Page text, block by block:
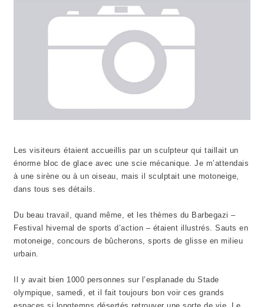
Les visiteurs étaient accueillis par un sculpteur qui taillait un
énorme bloc de glace avec une scie mécanique. Je m’attendais
à une sirène ou à un oiseau, mais il sculptait une motoneige,
dans tous ses détails.
Du beau travail, quand même, et les thèmes du Barbegazi –
Festival hivernal de sports d’action – étaient illustrés. Sauts en
motoneige, concours de bûcherons, sports de glisse en milieu
urbain.
Il y avait bien 1000 personnes sur l’esplanade du Stade
olympique, samedi, et il fait toujours bon voir ces grands